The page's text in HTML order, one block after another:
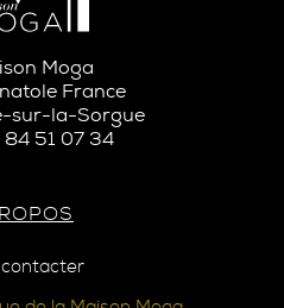
Moga
France
sur-la-Sorgue
51 07 34